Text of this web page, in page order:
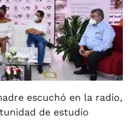
escuchó en la radio,
de estudio